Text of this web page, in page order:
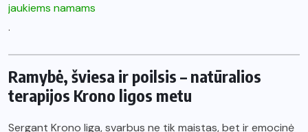
jaukiems namams
.
Ramybė, šviesa ir poilsis – natūralios
terapijos Krono ligos metu
Sergant Krono liga, svarbus ne tik maistas, bet ir emocinė